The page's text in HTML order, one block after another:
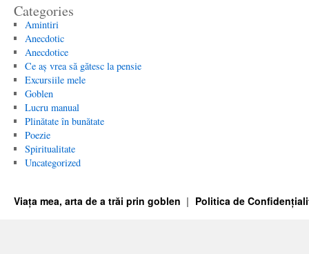
Categories
Amintiri
Anecdotic
Anecdotice
Ce aș vrea să gătesc la pensie
Excursiile mele
Goblen
Lucru manual
Plinătate în bunătate
Poezie
Spiritualitate
Uncategorized
Viața mea, arta de a trăi prin goblen Politica de